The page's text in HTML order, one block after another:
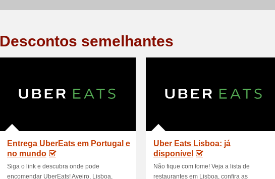
Descontos semelhantes
Entrega UberEats em Portugal e
no mundo
Siga o link e descubra onde pode
encomendar UberEats! Aveiro, Lisboa,
Uber Eats Lisboa: já
disponível
Não fique com fome! Veja a lista de
restaurantes em Lisboa, confira as